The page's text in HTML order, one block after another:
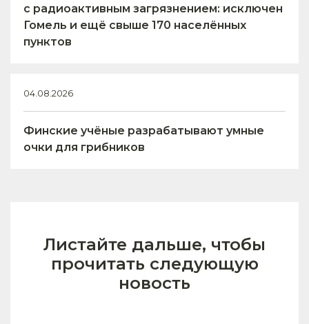
с радиоактивным загрязнением: исключен
Гомель и ещё свыше 170 населённых
пунктов
04.08.2026
Финские учёные разрабатывают умные
очки для грибников
Листайте дальше, чтобы
прочитать следующую
новость